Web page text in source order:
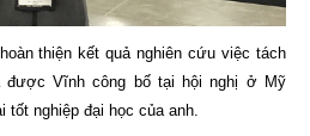
thiện kết quả nghiên cứu việc tách
được Vĩnh công bố tại hội nghị ở Mỹ
nghiệp đại học của anh.